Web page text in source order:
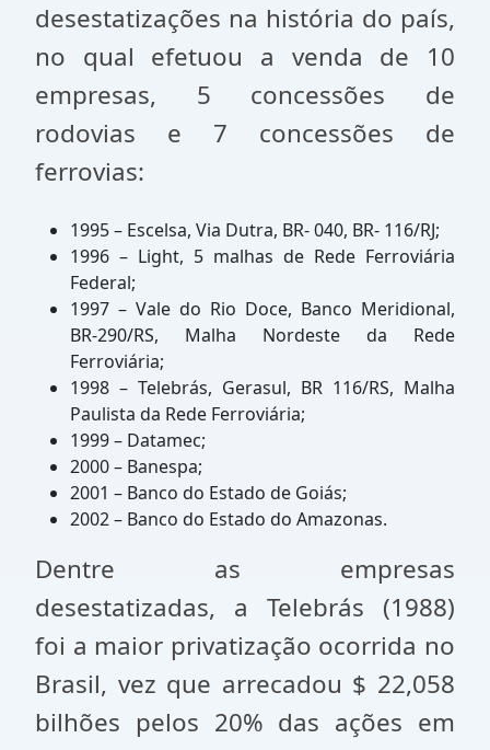
desestatizações na história do país,
no qual efetuou a venda de 10
empresas, 5 concessões de
rodovias e 7 concessões de
ferrovias:
1995 – Escelsa, Via Dutra, BR- 040, BR- 116/RJ;
1996 – Light, 5 malhas de Rede Ferroviária
Federal;
1997 – Vale do Rio Doce, Banco Meridional,
BR-290/RS, Malha Nordeste da Rede
Ferroviária;
1998 – Telebrás, Gerasul, BR 116/RS, Malha
Paulista da Rede Ferroviária;
1999 – Datamec;
2000 – Banespa;
2001 – Banco do Estado de Goiás;
2002 – Banco do Estado do Amazonas.
Dentre as empresas
desestatizadas, a Telebrás (1988)
foi a maior privatização ocorrida no
Brasil, vez que arrecadou $ 22,058
bilhões pelos 20% das ações em